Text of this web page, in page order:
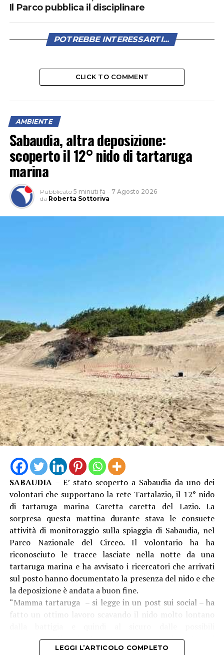
AMBIENTE
Sabaudia, altra deposizione:
marina
SABAUDIA– E’ stato scoperto a Sabaudia da uno dei
volontari che supportano la rete Tartalazio, il 12° nido
di tartaruga marina Caretta caretta del Lazio. La
sorpresa questa mattina durante stava le consuete
attività di monitoraggio sulla spiaggia di Sabaudia, nel
Parco Nazionale del Circeo. Il volontario ha ha
tartaruga marina e ha avvisato i ricercatori che arrivati
sul posto hanno documentato la presenza del nido e che
la deposizione è andata a buon fine.
“Mamma tartaruga – si legge in un post sui social – ha
fatto un ottimo lavoro scavando il nido molto lontano
dalla battigia e quindi al sicuro dalle possibili
mareggiate. Il nido è stato ovviamente lasciato sul
posto. La schiusa è prevista per fine settembre”.
Dei 12 nidi trovati, l’ultimo è il quinto all’interno del
Parco Nazionale del Circeo: “Conferma la notevole
attrattività di queste spiagge per le tartarughe marine”.
LEGGI L’ARTICOLO COMPLETO
AMBIENTE
Tartarughe marine, prima schiusa a
Pubblicato 6 giorni fa – 1 Agosto 2026